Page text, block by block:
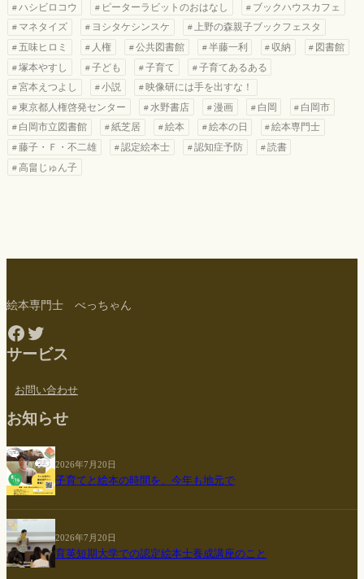
ハシビロコウ
ピーターラビットのおはなし
ブックハウスカフェ
マネタイズ
ヨシタケシンスケ
上野の森親子ブックフェスタ
五味ヒロミ
人権 公共図書館 半藤一利 収納
図書館
塚本やすし
子ども 子育て
子育てあるある
宮本えつよし
小説
映像研には手を出すな！
東京都人権啓発センター
水野書店 漫画 白岡
白岡市
白岡市立図書館
紙芝居 絵本 絵本の日
絵本専門士
藤子・Ｆ・不二雄
認定絵本士 認知症予防
読書
高畠じゅん子
絵本専門士 べっちゃん
Facebook
Twitter
サービス
お問い合わせ
お知らせ
2026年7月20日
子育てと絵本の時間を、今年も地元で
2026年7月20日
育英短期大学での認定絵本士養成講座のこと